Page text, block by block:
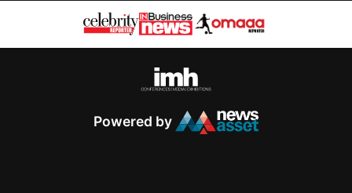
Powered by